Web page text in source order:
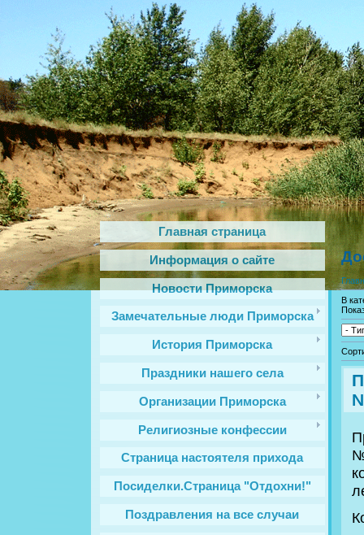
Главная страница
Информация о сайте
Новости Приморска
Замечательные люди Приморска
История Приморска
Праздники нашего села
Организации Приморска
Религиозные конфессии
Cтраница настоятеля прихода
Посиделки.Страница "Отдохни!"
Поздравления на все случаи
В